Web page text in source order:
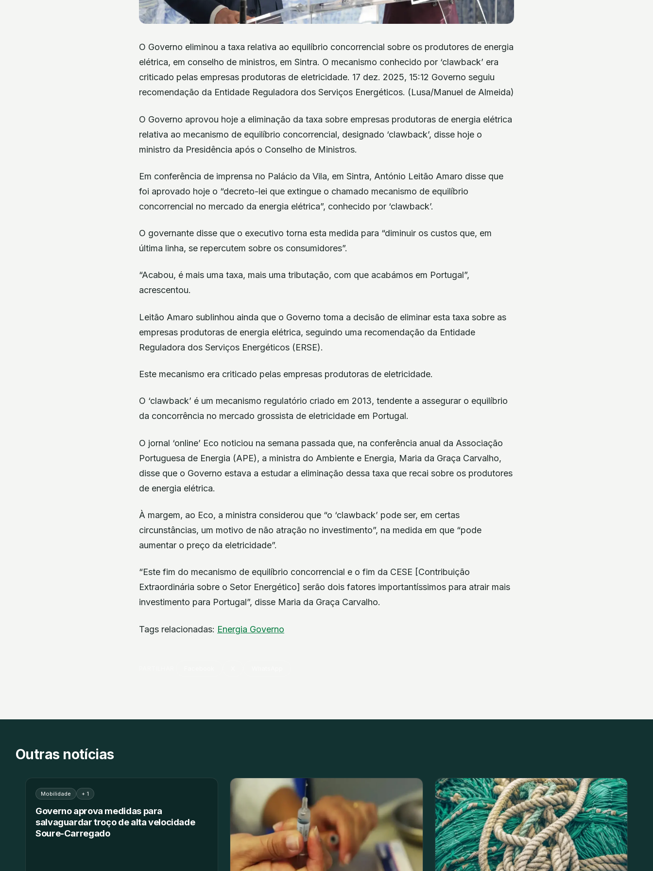
O Governo eliminou a taxa relativa ao equilíbrio concorrencial sobre os produtores de energia
elétrica, em conselho de ministros, em Sintra. O mecanismo conhecido por ‘clawback’ era
criticado pelas empresas produtoras de eletricidade. 17 dez. 2025, 15:12 Governo seguiu
recomendação da Entidade Reguladora dos Serviços Energéticos. (Lusa/Manuel de Almeida)
O Governo aprovou hoje a eliminação da taxa sobre empresas produtoras de energia elétrica
relativa ao mecanismo de equilíbrio concorrencial, designado ‘clawback’, disse hoje o
ministro da Presidência após o Conselho de Ministros.
Em conferência de imprensa no Palácio da Vila, em Sintra, António Leitão Amaro disse que
foi aprovado hoje o “decreto-lei que extingue o chamado mecanismo de equilíbrio
concorrencial no mercado da energia elétrica”, conhecido por ‘clawback’.
O governante disse que o executivo torna esta medida para “diminuir os custos que, em
última linha, se repercutem sobre os consumidores”.
“Acabou, é mais uma taxa, mais uma tributação, com que acabámos em Portugal”,
acrescentou.
Leitão Amaro sublinhou ainda que o Governo toma a decisão de eliminar esta taxa sobre as
empresas produtoras de energia elétrica, seguindo uma recomendação da Entidade
Reguladora dos Serviços Energéticos (ERSE).
Este mecanismo era criticado pelas empresas produtoras de eletricidade.
O ‘clawback’ é um mecanismo regulatório criado em 2013, tendente a assegurar o equilíbrio
da concorrência no mercado grossista de eletricidade em Portugal.
O jornal ‘online’ Eco noticiou na semana passada que, na conferência anual da Associação
Portuguesa de Energia (APE), a ministra do Ambiente e Energia, Maria da Graça Carvalho,
disse que o Governo estava a estudar a eliminação dessa taxa que recai sobre os produtores
de energia elétrica.
À margem, ao Eco, a ministra considerou que “o ‘clawback’ pode ser, em certas
circunstâncias, um motivo de não atração no investimento”, na medida em que “pode
aumentar o preço da eletricidade”.
“Este fim do mecanismo de equilíbrio concorrencial e o fim da CESE [Contribuição
Extraordinária sobre o Setor Energético] serão dois fatores importantíssimos para atrair mais
investimento para Portugal”, disse Maria da Graça Carvalho.
Tags relacionadas: Energia Governo
Outras notícias
Mobilidade + 1
Governo aprova medidas para
salvaguardar troço de alta velocidade
Soure-Carregado